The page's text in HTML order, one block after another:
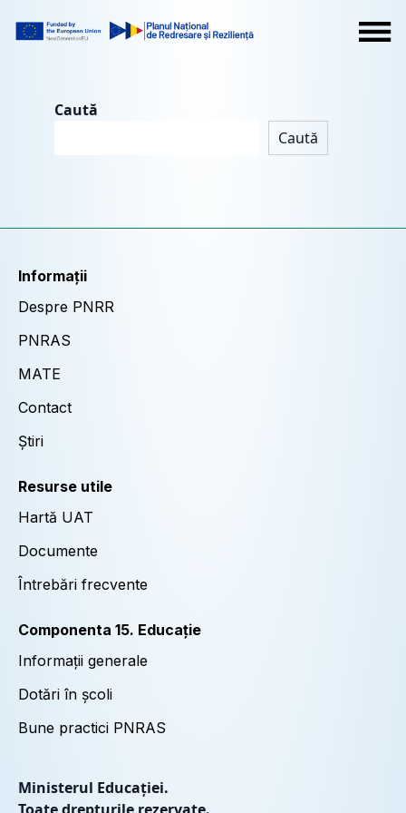
Caută
Caută
Informații
Despre PNRR
PNRAS
MATE
Contact
Știri
Resurse utile
Hartă UAT
Documente
Întrebări frecvente
Componenta 15. Educație
Informații generale
Dotări în școli
Bune practici PNRAS
Ministerul Educației.